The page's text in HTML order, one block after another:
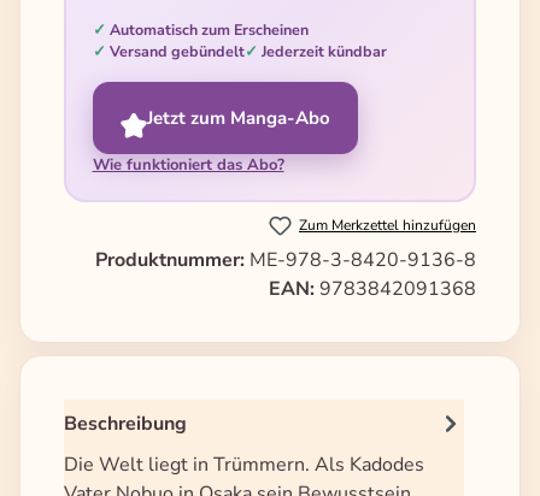
Automatisch zum Erscheinen
Versand gebündelt
Jederzeit kündbar
Jetzt zum Manga-Abo
Wie funktioniert das Abo?
Zum Merkzettel hinzufügen
Produktnummer: ME-978-3-8420-9136-8
EAN: 9783842091368
Beschreibung
Die Welt liegt in Trümmern. Als Kadodes